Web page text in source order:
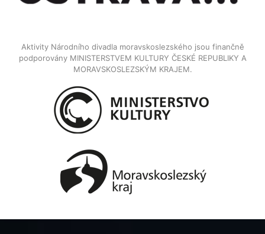
Aktivity Národního divadla moravskoslezského jsou finančně
podporovány MINISTERSTVEM KULTURY ČESKÉ REPUBLIKY A
MORAVSKOSLEZSKÝM KRAJEM.